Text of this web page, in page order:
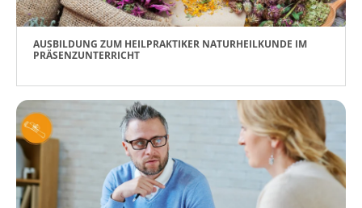
AUSBILDUNG ZUM HEILPRAKTIKER NATURHEILKUNDE IM
PRÄSENZUNTERRICHT